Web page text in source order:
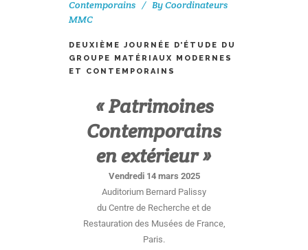
Contemporains
ByCoordinateurs
MMC
DEUXIÈME JOURNÉE D’ÉTUDE DU
GROUPE MATÉRIAUX MODERNES
ET CONTEMPORAINS
« Patrimoines
Contemporains
en extérieur »
Vendredi 14 mars 2025
Auditorium Bernard Palissy
du Centre de Recherche et de
Restauration des Musées de France,
Paris.